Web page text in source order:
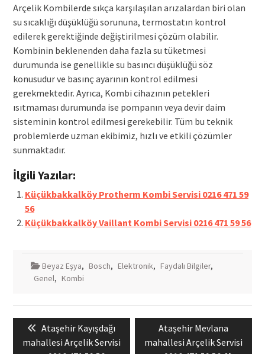
Arçelik Kombilerde sıkça karşılaşılan arızalardan biri olan
su sıcaklığı düşüklüğü sorununa, termostatın kontrol
edilerek gerektiğinde değiştirilmesi çözüm olabilir.
Kombinin beklenenden daha fazla su tüketmesi
durumunda ise genellikle su basıncı düşüklüğü söz
konusudur ve basınç ayarının kontrol edilmesi
gerekmektedir. Ayrıca, Kombi cihazının petekleri
ısıtmaması durumunda ise pompanın veya devir daim
sisteminin kontrol edilmesi gerekebilir. Tüm bu teknik
problemlerde uzman ekibimiz, hızlı ve etkili çözümler
sunmaktadır.
İlgili Yazılar:
Küçükbakkalköy Protherm Kombi Servisi 0216 471 59
56
Küçükbakkalköy Vaillant Kombi Servisi 0216 471 59 56
Beyaz Eşya, Bosch, Elektronik, Faydalı Bilgiler,
Genel, Kombi
gezinmesi
Previous
post:
Ataşehir Kayışdağı
mahallesi Arçelik Servisi
Next
post:
Ataşehir Mevlana
mahallesi Arçelik Servisi